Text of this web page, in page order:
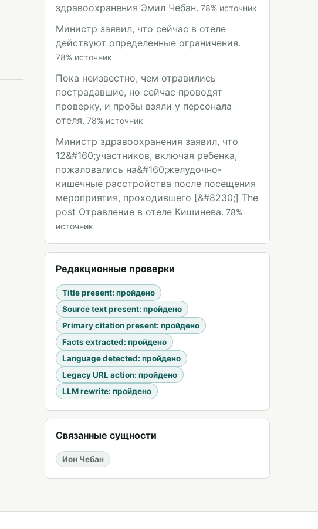
здравоохранения Эмил Чебан. 78% источник
Министр заявил, что сейчас в отеле
действуют определенные ограничения.
78% источник
Пока неизвестно, чем отравились
пострадавшие, но сейчас проводят
проверку, и пробы взяли у персонала
отеля. 78% источник
Министр здравоохранения заявил, что
12&#160;участников, включая ребенка,
пожаловались на&#160;желудочно-
кишечные расстройства после посещения
мероприятия, проходившего [&#8230;] The
post Отравление в отеле Кишинева. 78%
источник
Редакционные проверки
Title present: пройдено
Source text present: пройдено
Primary citation present: пройдено
Facts extracted: пройдено
Language detected: пройдено
Legacy URL action: пройдено
LLM rewrite: пройдено
Связанные сущности
Ион Чебан